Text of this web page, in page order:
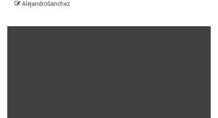
AlejandroSanchez